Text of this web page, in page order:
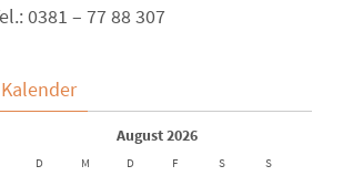
0381 – 77 88 307
Kalender
August 2026
D M D F S S